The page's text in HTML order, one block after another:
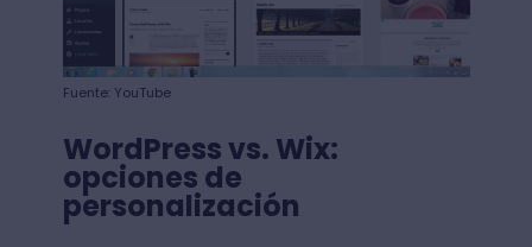
Fuente: YouTube
WordPress vs. Wix:
opciones de
personalización